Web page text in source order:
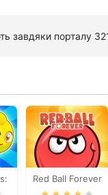
завдяки порталу
Red Ball Forever